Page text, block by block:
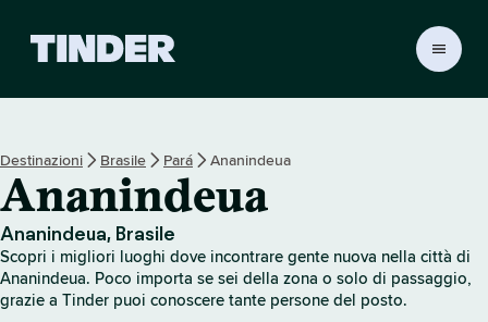
i
T
i
d
e
r
Destinazioni Brasile Pará Ananindeua
Ananindeua
Ananindeua, Brasile
Scopri i migliori luoghi dove incontrare gente nuova nella città di
Ananindeua. Poco importa se sei della zona o solo di passaggio,
grazie a Tinder puoi conoscere tante persone del posto.